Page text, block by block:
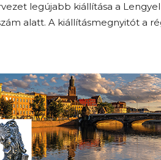
legújabb kiállítása a
alatt. A kiállításmegnyitót a